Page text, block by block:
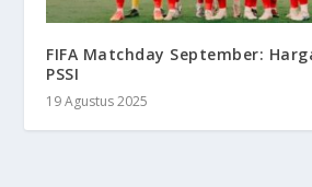
FIFA Matchday September:
PSSI
19 Agustus 2025